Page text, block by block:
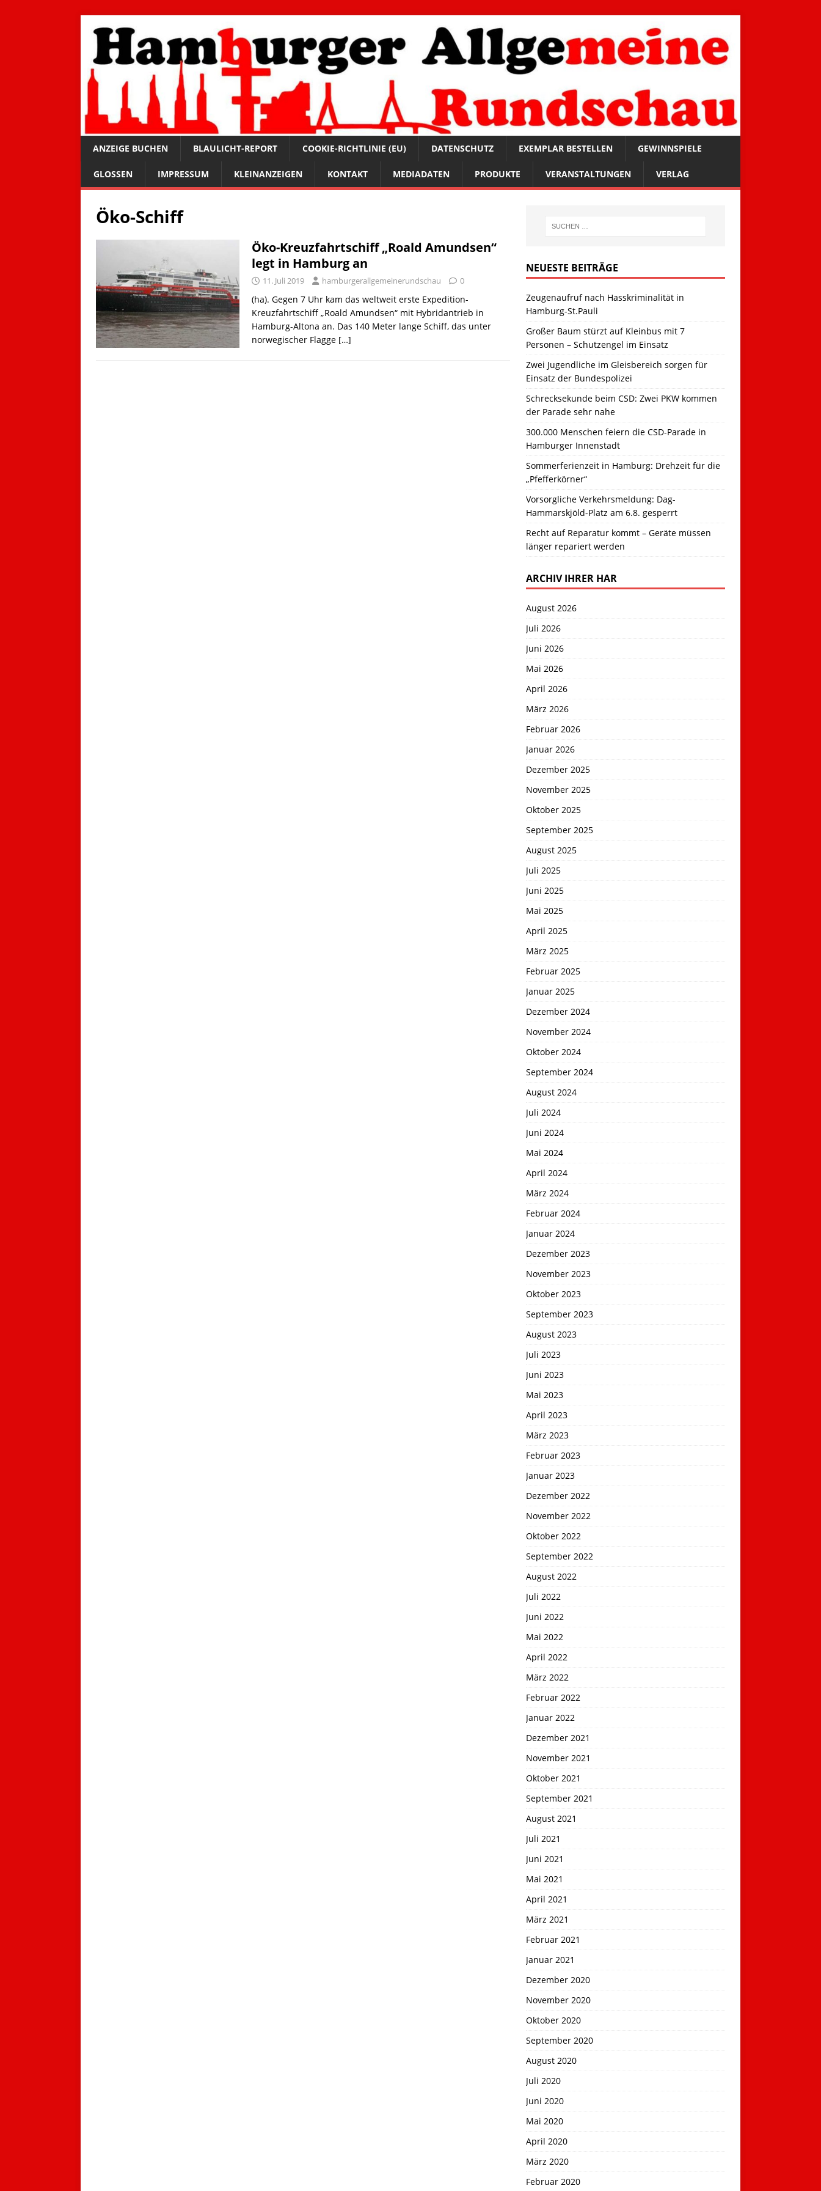
ANZEIGE BUCHEN BLAULICHT-REPORT COOKIE-RICHTLINIE (EU) DATENSCHUTZ EXEMPLAR BESTELLEN GEWINNSPIELE
GLOSSEN IMPRESSUM KLEINANZEIGEN KONTAKT MEDIADATEN PRODUKTE VERANSTALTUNGEN VERLAG
Öko-Schiff
Öko-Kreuzfahrtschiff „Roald Amundsen“
legt in Hamburg an
11. Juli 2019 hamburgerallgemeinerundschau 0
(ha). Gegen 7 Uhr kam das weltweit erste Expedition-
Kreuzfahrtschiff „Roald Amundsen“ mit Hybridantrieb in
Hamburg-Altona an. Das 140 Meter lange Schiff, das unter
norwegischer Flagge […]
NEUESTE BEITRÄGE
Zeugenaufruf nach Hasskriminalität in
Hamburg-St.Pauli
Großer Baum stürzt auf Kleinbus mit 7
Personen – Schutzengel im Einsatz
Zwei Jugendliche im Gleisbereich sorgen für
Einsatz der Bundespolizei
Schrecksekunde beim CSD: Zwei PKW kommen
der Parade sehr nahe
300.000 Menschen feiern die CSD-Parade in
Hamburger Innenstadt
Sommerferienzeit in Hamburg: Drehzeit für die
„Pfefferkörner“
Vorsorgliche Verkehrsmeldung: Dag-
Hammarskjöld-Platz am 6.8. gesperrt
Recht auf Reparatur kommt – Geräte müssen
länger repariert werden
ARCHIV IHRER HAR
August 2026
Juli 2026
Juni 2026
Mai 2026
April 2026
März 2026
Februar 2026
Januar 2026
Dezember 2025
November 2025
Oktober 2025
September 2025
August 2025
Juli 2025
Juni 2025
Mai 2025
April 2025
März 2025
Februar 2025
Januar 2025
Dezember 2024
November 2024
Oktober 2024
September 2024
August 2024
Juli 2024
Juni 2024
Mai 2024
April 2024
März 2024
Februar 2024
Januar 2024
Dezember 2023
November 2023
Oktober 2023
September 2023
August 2023
Juli 2023
Juni 2023
Mai 2023
April 2023
März 2023
Februar 2023
Januar 2023
Dezember 2022
November 2022
Oktober 2022
September 2022
August 2022
Juli 2022
Juni 2022
Mai 2022
April 2022
März 2022
Februar 2022
Januar 2022
Dezember 2021
November 2021
Oktober 2021
September 2021
August 2021
Juli 2021
Juni 2021
Mai 2021
April 2021
März 2021
Februar 2021
Januar 2021
Dezember 2020
November 2020
Oktober 2020
September 2020
August 2020
Juli 2020
Juni 2020
Mai 2020
April 2020
März 2020
Februar 2020